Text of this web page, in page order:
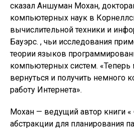
сказал Аншуман Мохан,
компьютерных наук в
вычислительной техники и
Бауэрс. , чьи исследования
теории языков
компьютерных систем.
вернуться и получить немного
работу Интернета».
Мохан — ведущий автор книги
абстракции для планирования